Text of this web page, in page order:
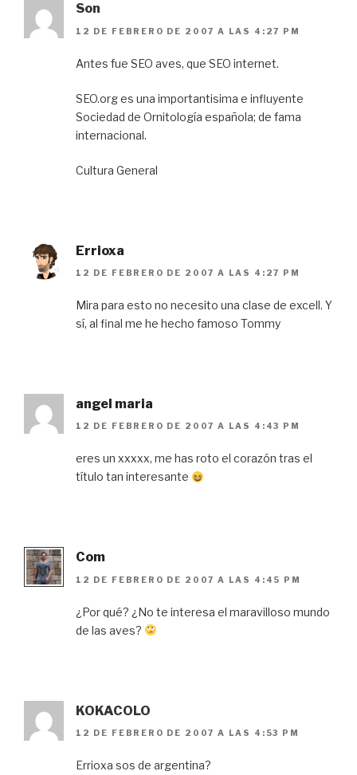
Son
12 DE FEBRERO DE 2007 A LAS 4:27 PM
Antes fue SEO aves, que SEO internet.
SEO.org es una importantisima e influyente
Sociedad de Ornitología española; de fama
internacional.
Cultura General
Errioxa
12 DE FEBRERO DE 2007 A LAS 4:27 PM
Mira para esto no necesito una clase de excell. Y
sí, al final me he hecho famoso Tommy
angel maria
12 DE FEBRERO DE 2007 A LAS 4:43 PM
eres un xxxxx, me has roto el corazón tras el
título tan interesante
Com
12 DE FEBRERO DE 2007 A LAS 4:45 PM
¿Por qué? ¿No te interesa el maravilloso mundo
de las aves?
KOKACOLO
12 DE FEBRERO DE 2007 A LAS 4:53 PM
Errioxa sos de argentina?